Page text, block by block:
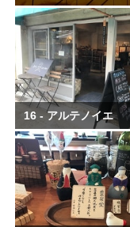
16 - アルテノイエ